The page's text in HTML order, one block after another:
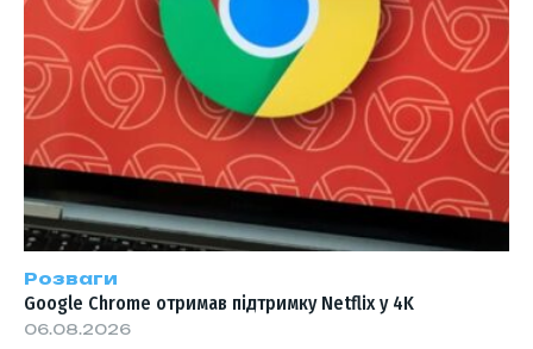
Розваги
Google Chrome отримав підтримку Netflix у 4K
06.08.2026